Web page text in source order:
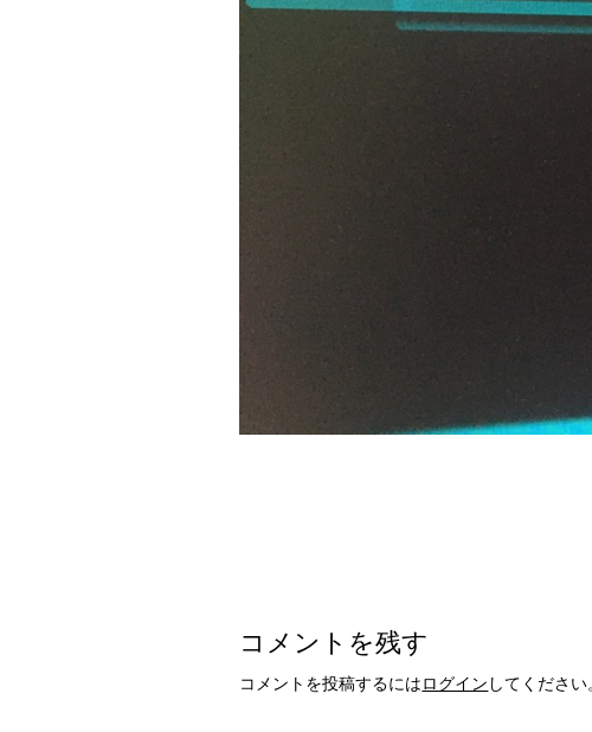
コメントを残す
コメントを投稿するにはログイン してください